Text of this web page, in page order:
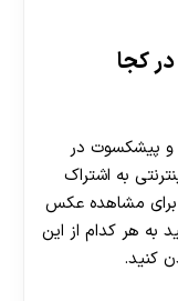
کجا
و پیشکسوت در
به اشتراک
برای مشاهده عکس
به هر کدام از این
کنید.